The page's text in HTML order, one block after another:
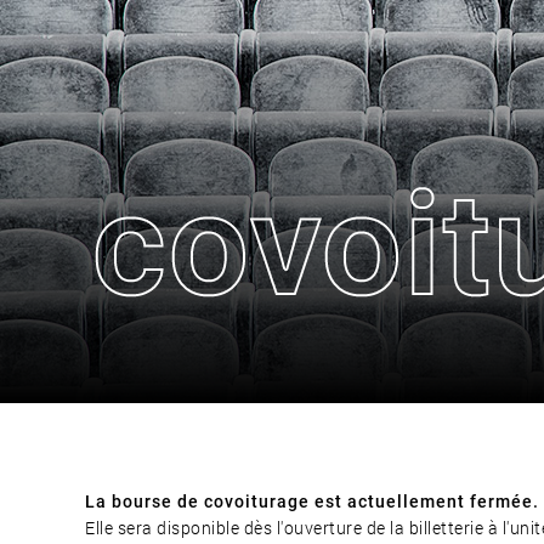
La bourse de covoiturage est actuellement fermée.
Elle sera disponible dès l'ouverture de la billetterie à